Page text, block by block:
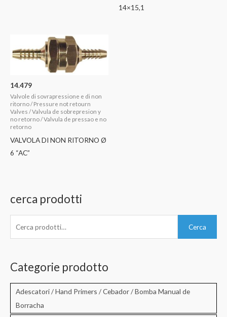
14×15,1
14.479
Valvole di sovrapressione e di non
ritorno / Pressure not retourn
Valves / Valvula de sobrepresion y
no retorno / Valvula de pressao e no
retorno
VALVOLA DI NON RITORNO Ø
6 “AC”
cerca prodotti
c
Cerca
Categorie prodotto
Adescatori / Hand Primers / Cebador / Bomba Manual de
Borracha